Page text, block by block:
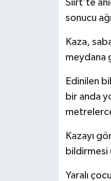
Siirt’te
sonucu
Kaza,
meydana
Edinilen
bir anda
Kazayı
bildirmesi
Yaralı